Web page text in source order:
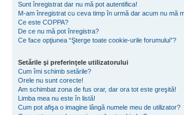
Sunt înregistrat dar nu mă pot autentifica!
M-am înregistrat cu ceva timp în urmă dar acum nu mă
Ce este COPPA?
De ce nu mă pot înregistra?
Ce face opţiunea “Şterge toate cookie-urile forumului”?
Setările şi preferinţele utilizatorului
Cum îmi schimb setările?
Orele nu sunt corecte!
Am schimbat zona de fus orar, dar ora tot este greşită!
Limba mea nu este în listă!
Cum pot afişa o imagine lângă numele meu de utilizator?